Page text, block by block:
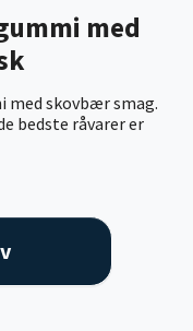
med
med skovbær smag.
bedste råvarer er